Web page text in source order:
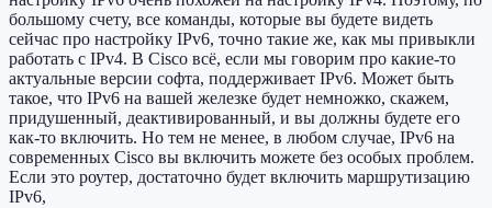
большому счету, все команды, которые вы будете видеть
сейчас про настройку IPv6, точно такие же, как мы привыкли
работать с IPv4. В Cisco всё, если мы говорим про какие-то
актуальные версии софта, поддерживает IPv6. Может быть
такое, что IPv6 на вашей железке будет немножко, скажем,
придушенный, деактивированный, и вы должны будете его
как-то включить. Но тем не менее, в любом случае, IPv6 на
современных Cisco вы включить можете без особых проблем.
Если это роутер, достаточно будет включить маршрутизацию
IPv6,